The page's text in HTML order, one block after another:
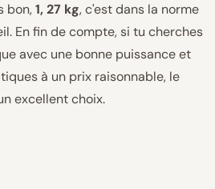
bon,1, 27 kg, c'est dans la norme
En fin de compte, si tu cherches
avec une bonne puissance et
à un prix raisonnable, le
excellent choix.